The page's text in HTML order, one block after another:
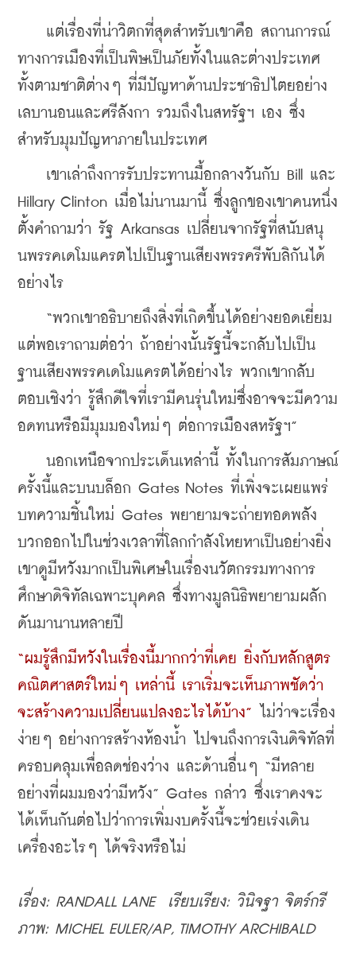
แต่เรื่องที่น่าวิตกที่สุดสำหรับเขาคือ สถานการณ์
ทางการเมืองที่เป็นพิษเป็นภัยทั้งในและต่างประเทศ
ทั้งตามชาติต่างๆ ที่มีปัญหาด้านประชาธิปไตยอย่าง
เลบานอนและศรีลังกา รวมถึงในสหรัฐฯ เอง ซึ่ง
สำหรับมุมปัญหาภายในประเทศ
เขาเล่าถึงการรับประทานมื้อกลางวันกับ Bill และ
Hillary Clinton เมื่อไม่นานมานี้ ซึ่งลูกของเขาคนหนึ่ง
ตั้งคำถามว่า รัฐ Arkansas เปลี่ยนจากรัฐที่สนับสนุ
นพรรคเดโมแครตไปเป็นฐานเสียงพรรครีพับลิกันได้
อย่างไร
“พวกเขาอธิบายถึงสิ่งที่เกิดขึ้นได้อย่างยอดเยี่ยม
แต่พอเราถามต่อว่า ถ้าอย่างนั้นรัฐนี้จะกลับไปเป็น
ฐานเสียงพรรคเดโมแครตได้อย่างไร พวกเขากลับ
ตอบเชิงว่า รู้สึกดีใจที่เรามีคนรุ่นใหม่ซึ่งอาจจะมีความ
อดทนหรือมีมุมมองใหม่ๆ ต่อการเมืองสหรัฐฯ”
นอกเหนือจากประเด็นเหล่านี้ ทั้งในการสัมภาษณ์
ครั้งนี้และบนบล็อก Gates Notes ที่เพิ่งจะเผยแพร่
บทความชิ้นใหม่ Gates พยายามจะถ่ายทอดพลัง
บวกออกไปในช่วงเวลาที่โลกกำลังโหยหาเป็นอย่างยิ่ง
เขาดูมีหวังมากเป็นพิเศษในเรื่องนวัตกรรมทางการ
ศึกษาดิจิทัลเฉพาะบุคคล ซึ่งทางมูลนิธิพยายามผลัก
ดันมานานหลายปี
“ผมรู้สึกมีหวังในเรื่องนี้มากกว่าที่เคย ยิ่งกับหลักสูตร
คณิตศาสตร์ใหม่ๆ เหล่านี้ เราเริ่มจะเห็นภาพชัดว่า
จะสร้างความเปลี่ยนแปลงอะไรได้บ้าง” ไม่ว่าจะเรื่อง
ง่ายๆ อย่างการสร้างห้องน้ำ ไปจนถึงการเงินดิจิทัลที่
ครอบคลุมเพื่อลดช่องว่าง และด้านอื่นๆ “มีหลาย
อย่างที่ผมมองว่ามีหวัง” Gates กล่าว ซึ่งเราคงจะ
ได้เห็นกันต่อไปว่าการเพิ่มงบครั้งนี้จะช่วยเร่งเดิน
เครื่องอะไรๆ ได้จริงหรือไม่
เรื่อง: RANDALL LANE  เรียบเรียง: วินิจฐา จิตร์กรี
ภาพ: MICHEL EULER/AP, TIMOTHY ARCHIBALD